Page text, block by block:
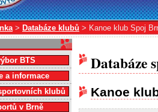
> Databáze klubů > Kanoe klub Spoj
Databáze
Kanoe
BTS
a informace
klubů
v Brně